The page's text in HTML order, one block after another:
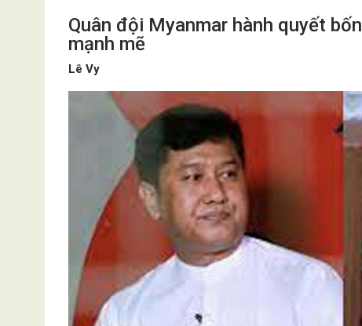
Quân đội Myanmar hành quyết
mạnh mẽ
Lê Vy